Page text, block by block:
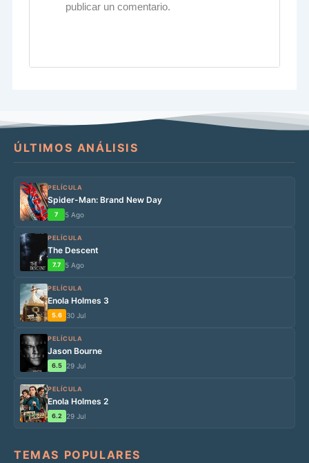
publicar un comentario.
ÚLTIMOS ANÁLISIS
PELÍCULA
Spider-Man: Brand New Day
7 5 Ago
PELÍCULA
The Descent
7.7 5 Ago
PELÍCULA
Enola Holmes 3
5.6 30 Jul
PELÍCULA
Jason Bourne
6.5 29 Jul
PELÍCULA
Enola Holmes 2
6.2 29 Jul
TEMAS POPULARES